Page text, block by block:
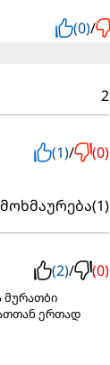
(0)/
2
(1)/ (0)
(1)
(2)/ (0)
მურათბი
ერთად